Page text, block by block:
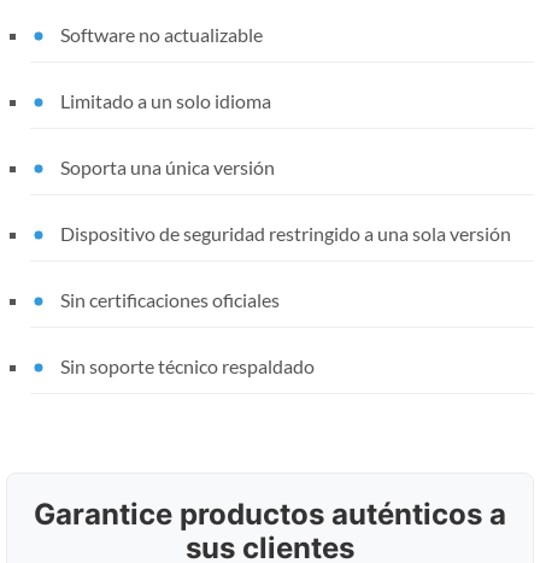
Software no actualizable
Limitado a un solo idioma
Soporta una única versión
Dispositivo de seguridad restringido a una sola versión
Sin certificaciones oficiales
Sin soporte técnico respaldado
Garantice productos auténticos a
sus clientes